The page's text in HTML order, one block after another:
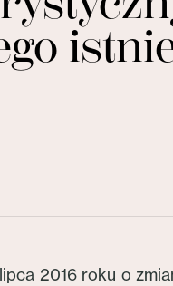
2016 roku o